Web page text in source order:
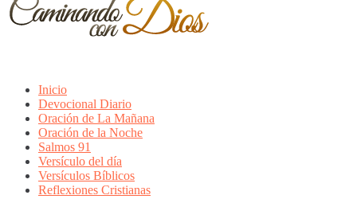
Inicio
Devocional Diario
Oración de La Mañana
Oración de la Noche
Salmos 91
Versículo del día
Versículos Bíblicos
Reflexiones Cristianas